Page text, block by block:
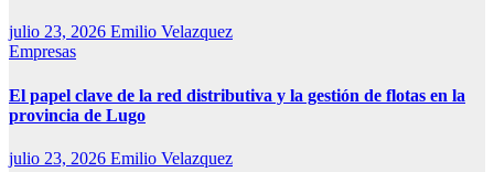
julio 23, 2026 Emilio Velazquez
Empresas
El papel clave de la red distributiva y la gestión de flotas en la
provincia de Lugo
julio 23, 2026 Emilio Velazquez